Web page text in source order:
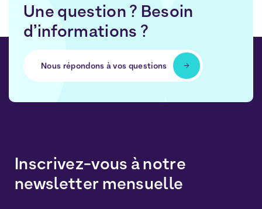
Une question ? Besoin
d’informations ?
Nous répondons à vos questions
Inscrivez-vous à notre
newsletter mensuelle